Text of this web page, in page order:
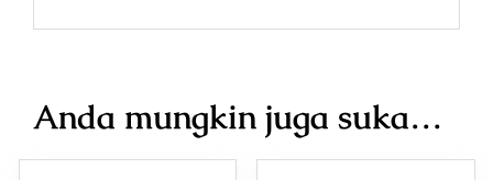
Anda mungkin juga suka…